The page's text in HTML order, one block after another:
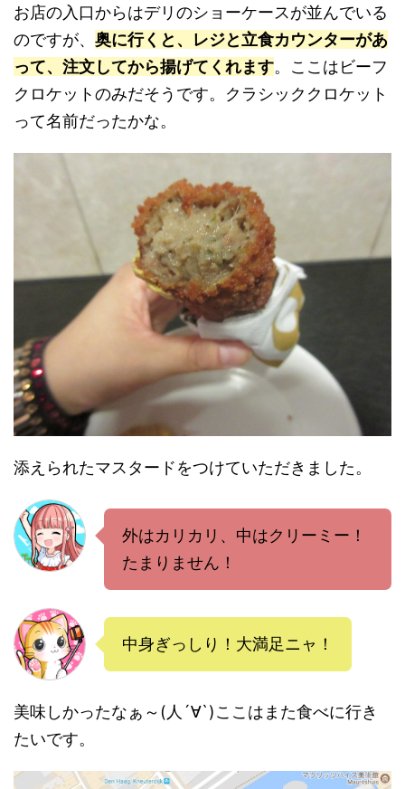
お店の入口からはデリのショーケースが並んでいる
のですが、 奥に行くと、レジと立食カウンターがあ
って、注文してから揚げてくれます。ここはビーフ
クロケットのみだそうです。クラシッククロケット
って名前だったかな。
添えられたマスタードをつけていただきました。
外はカリカリ、中はクリーミー！
たまりません！
中身ぎっしり！大満足ニャ！
美味しかったなぁ～(人´∀`)ここはまた食べに行き
たいです。